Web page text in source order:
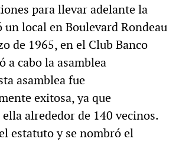
para llevar adelante la
un local en Boulevard Rondeau
de 1965, en el Club Banco
a cabo la asamblea
asamblea fue
exitosa, ya que
alrededor de 140 vecinos.
estatuto y se nombró el